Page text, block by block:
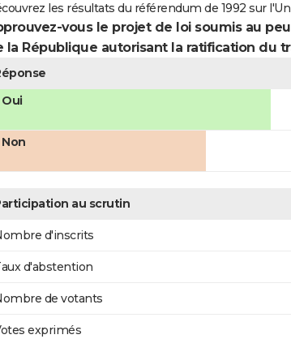
les résultats du référendum de 1992 sur
vous le projet de loi soumis au
la République autorisant la ratification du
Oui
Non
au scrutin
d'inscrits
d'abstention
de votants
exprimés